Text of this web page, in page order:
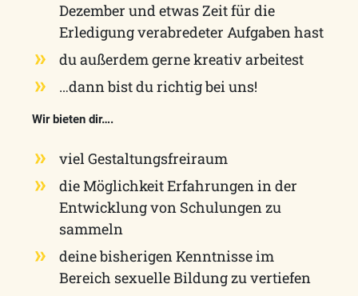
Dezember und etwas Zeit für die
Erledigung verabredeter Aufgaben hast
du außerdem gerne kreativ arbeitest
…dann bist du richtig bei uns!
Wir bieten dir….
viel Gestaltungsfreiraum
die Möglichkeit Erfahrungen in der
Entwicklung von Schulungen zu
sammeln
deine bisherigen Kenntnisse im
Bereich sexuelle Bildung zu vertiefen